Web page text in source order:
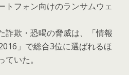
トフォン向けのランサムウェ
詐欺・恐喝の脅威は、「情報
」で総合3位に選ばれるほ
いた。